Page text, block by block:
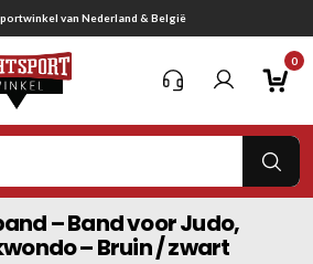
verzending vanaf € 75,-
0
– Band voor Judo,
– Bruin / zwart